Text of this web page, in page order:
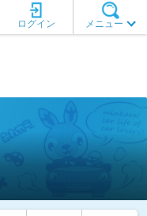
メニュー
ログイン